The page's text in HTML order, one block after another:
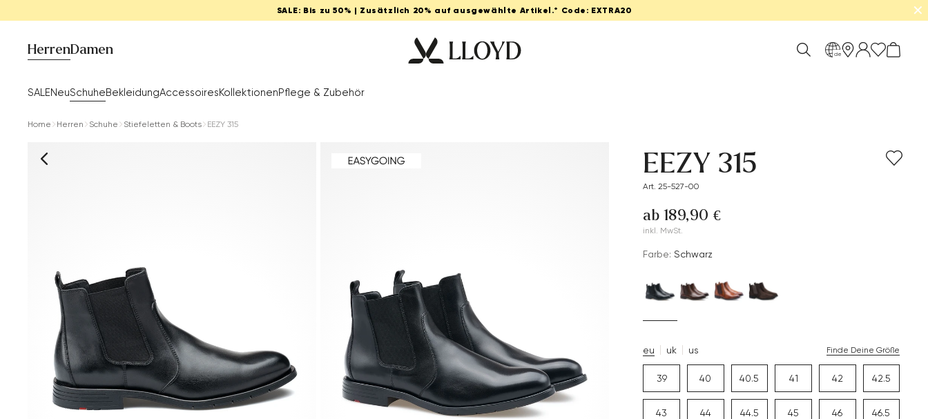
SALE: Bis zu 50% | Zusätzlich 20% auf ausgewählte Artikel.* Code: EXTRA20 ✕
Herren
SALENeuSchuheBekleidungAccessoiresKollektionenPflege & Zubehör
Damen de
Home Herren Schuhe Stiefeletten & Boots EEZY 315
EEZY 315
Art. 25-527-00
ab 189,90 €
inkl. MwSt.
Farbe: Schwarz
eu uk us Finde Deine Größe
39 40 40.5 41 42 42.5
43 44 44.5 45 46 46.5